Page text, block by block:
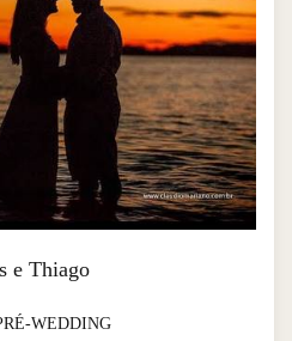
e Thiago
WEDDING